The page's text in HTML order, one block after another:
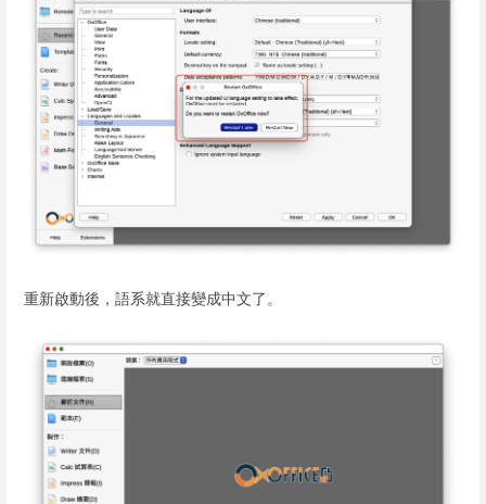
重新啟動後，語系就直接變成中文了。